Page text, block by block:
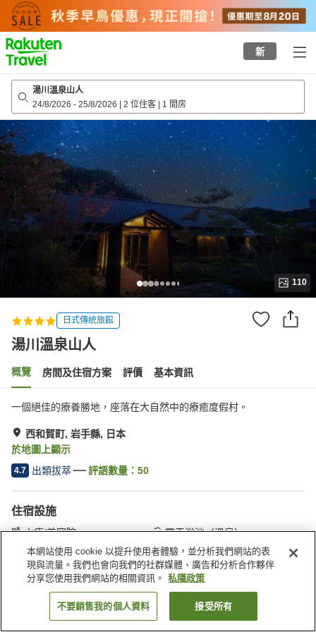
to
top
page
新
湯川溫泉山人
24/8/2026 - 25/8/2026 | 2 位住客 | 1 間房
110
日式傳統旅館
湯川溫泉山人
概覽 房間及住宿方案 評價 基本資訊
一個絕佳的療養勝地，座落在大自然中的療癒度假村。
西和賀町, 岩手縣, 日本
於地圖上顯示
4.7 出類拔萃 評語數量： 50
住宿設施
水療/美容院
露天浴池（溫泉）
私人浴池
日式餐廳
主頁 日本 岩手縣 西和賀町 湯川溫泉山人
找客房
本網站使用 cookie 以提升使用者體驗，並分析我們網站的表
現與流量。我們也會向我們的社群媒體、廣告和分析合作夥伴
分享您使用我們網站的相關資訊。
私隱政策
不要銷售我的個人資料 接受所有